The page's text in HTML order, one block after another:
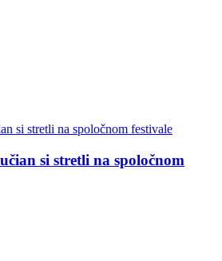
si stretli na spoločnom